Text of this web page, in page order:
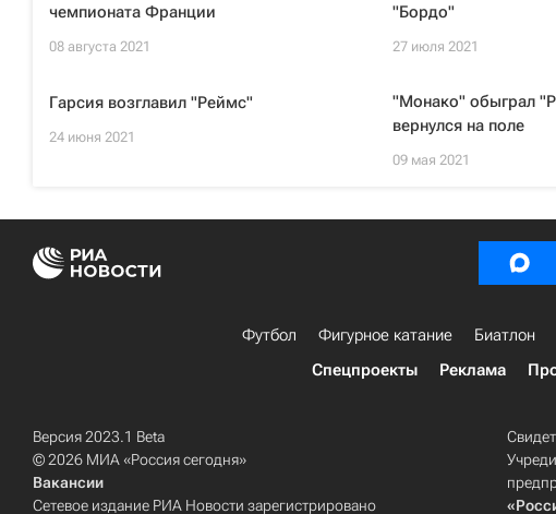
чемпионата Франции
08 августа 2021
"Бордо"
27 июля 2021
Гарсия возглавил "Реймс"
24 июня 2021
"Монако" обыграл
вернулся на поле
09 мая 2021
Футбол Фигурное катание Биатлон
Спецпроекты
Реклама
Версия 2023.1 Beta
© 2026 МИА «Россия сегодня»
Вакансии
Сетевое издание РИА Новости зарегистрировано